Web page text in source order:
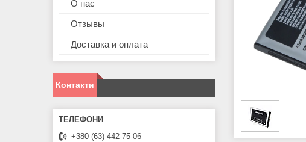
О нас
Отзывы
Доставка и оплата
Контакти
+380 (63) 442-75-06